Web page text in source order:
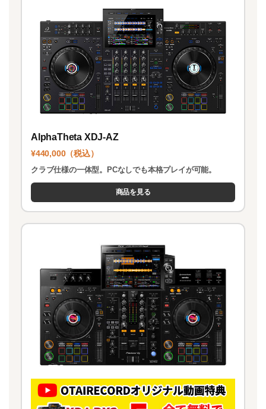
AlphaTheta XDJ-AZ
¥440,000（税込）
クラブ仕様の一体型。PCなしでも本格プレイが可能。
商品を見る